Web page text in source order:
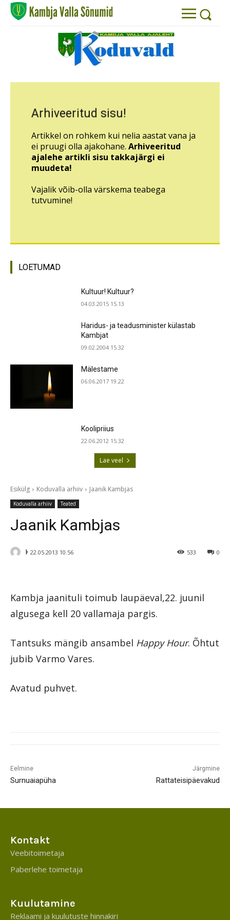
Arhiveeritud sisu!
Artikkel on rohkem kui nelia aastat vana ja
ei pruugi olla ajakohane. Arhiveeritud
ajalehe artikli sisu takkajärgi ei
muudeta!
Vajalik võib-olla värskema teabega
tutvumine!
LOETUMAD
Kultuur! Kultuur?
04.03.2015 15.13
Haridus- ja teadusminister külastab
Kambjat
09.02.2004 15.32
Mälestame
06.06.2017 19.22
Koolipriius
22.06.2012 15.32
Lae veel
Esikülg Koduvalla arhiiv Jaanik Kambjas
Koduvalla arhiiv Teated
Jaanik Kambjas
ᚦ 0
22.05.2013 10.56 533
Kambja jaanituli toimub laupäeval,22. juunil
algusega kell 20 vallamaja pargis.
Tantsuks mängib ansambel Happy Hour. Õhtut
jubib Varmo Vares.
Avatud puhvet.
Eelmine
Surnuaiapüha
Järgmine
Rattateisipäevakud
Kontakt
Veebitoimetaja
Paberlehe toimetaja
Kuulutamine
Reklaami ja kuulutuste hinnakiri